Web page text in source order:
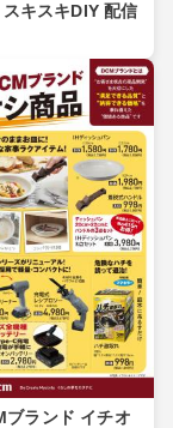
キスキDIY 配信
ブランド イチオ